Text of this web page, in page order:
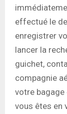
effectué le
enregistrer
lancer la
guichet,
compagnie
votre bagage
vous êtes en